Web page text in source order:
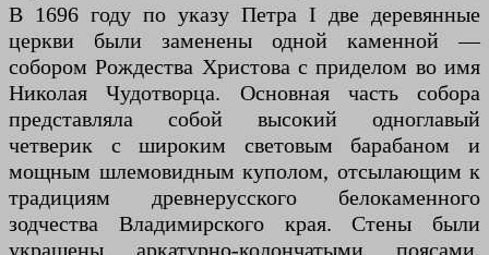
В 1696 году по указу Петра I две деревянные
церкви были заменены одной каменной —
собором Рождества Христова с приделом во имя
Николая Чудотворца. Основная часть собора
представляла собой высокий одноглавый
четверик с широким световым барабаном и
мощным шлемовидным куполом, отсылающим к
традициям древнерусского белокаменного
зодчества Владимирского края. Стены были
украшены аркатурно-колончатыми поясами,